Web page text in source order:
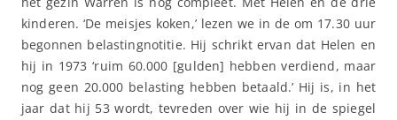
kinderen. ‘De meisjes koken,’ lezen we in de om 17.30 uur
begonnen belastingnotitie. Hij schrikt ervan dat Helen en
hij in 1973 ‘ruim 60.000 [gulden] hebben verdiend, maar
nog geen 20.000 belasting hebben betaald.’ Hij is, in het
jaar dat hij 53 wordt, tevreden over wie hij in de spiegel